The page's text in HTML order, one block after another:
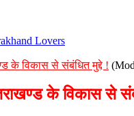
Lovers
के विकास से संबंधित मुद्दे !
के विकास से